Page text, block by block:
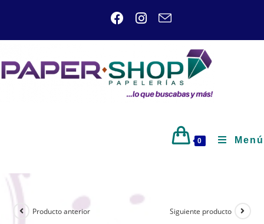
0 Menú
Producto anterior Siguiente producto